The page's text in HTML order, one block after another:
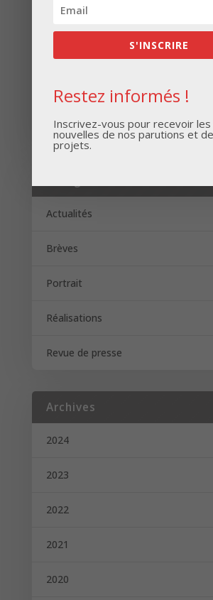
Actualités
Brèves
Portrait
Réalisations
Revue de presse
Archives
2024
2023
2022
2021
2020
S'INSCRIRE
Restez informés !
Inscrivez-vous pour recevoir
nouvelles de nos parutions et
projets.